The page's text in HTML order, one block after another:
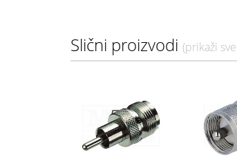
Slični proizvodi (prikaži